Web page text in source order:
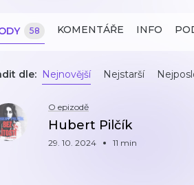
58 KOMENTÁŘE INFO
dle: Nejnovější Nejstarší
O epizodě
Hubert Pilčík
29. 10. 2024 11 min